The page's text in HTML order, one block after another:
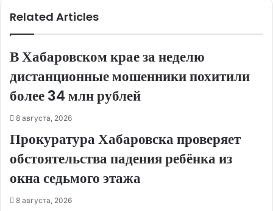
Related Articles
В Хабаровском крае за неделю
дистанционные мошенники похитили
более 34 млн рублей
8 августа, 2026
Прокуратура Хабаровска проверяет
обстоятельства падения ребёнка из
окна седьмого этажа
8 августа, 2026